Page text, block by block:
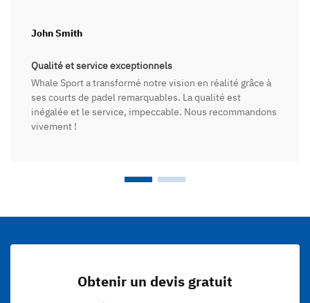
John Smith
Qualité et service exceptionnels
Whale Sport a transformé notre vision en réalité grâce à
ses courts de padel remarquables. La qualité est
inégalée et le service, impeccable. Nous recommandons
vivement !
Obtenir un devis gratuit